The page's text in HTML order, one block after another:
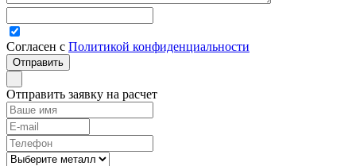
Согласен с Политикой конфиденциальности
Отправить заявку на расчет